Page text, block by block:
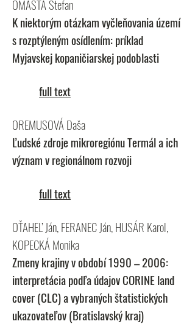
OMASTA Štefan
K niektorým otázkam vyčleňovania území
s rozptýleným osídlením: príklad
Myjavskej kopaničiarskej podoblasti
full text
OREMUSOVÁ Daša
Ľudské zdroje mikroregiónu Termál a ich
význam v regionálnom rozvoji
full text
OŤAHEĽ Ján, FERANEC Ján, HUSÁR Karol,
KOPECKÁ Monika
Zmeny krajiny v období 1990 – 2006:
interpretácia podľa údajov CORINE land
cover (CLC) a vybraných štatistických
ukazovateľov (Bratislavský kraj)